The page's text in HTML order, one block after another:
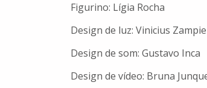
Figurino: Lígia Rocha
Design de luz: Vinicius
Design de som: Gustavo Inca
Design de vídeo: Bruna